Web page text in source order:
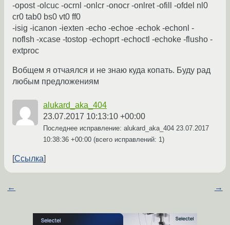
-opost -olcuc -ocrnl -onlcr -onocr -onlret -ofill -ofdel nl0
cr0 tab0 bs0 vt0 ff0
-isig -icanon -iexten -echo -echoe -echok -echonl -
noflsh -xcase -tostop -echoprt -echoctl -echoke -flusho -
extproc
Вобщем я отчаялся и не знаю куда копать. Буду рад
любым предложениям
alukard_aka_404
23.07.2017 10:13:10 +00:00
Последнее исправление: alukard_aka_404 23.07.2017
10:38:36 +00:00 (всего исправлений: 1)
Ссылка
← →